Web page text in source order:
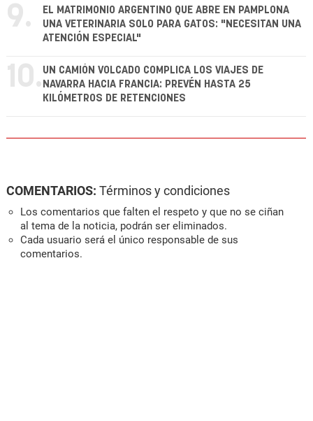
9.
EL MATRIMONIO ARGENTINO QUE ABRE EN PAMPLONA
UNA VETERINARIA SOLO PARA GATOS: "NECESITAN UNA
ATENCIÓN ESPECIAL"
10. UN CAMIÓN VOLCADO COMPLICA LOS VIAJES DE
NAVARRA HACIA FRANCIA: PREVÉN HASTA 25
KILÓMETROS DE RETENCIONES
COMENTARIOS: Términos y condiciones
Los comentarios que falten el respeto y que no se ciñan
al tema de la noticia, podrán ser eliminados.
Cada usuario será el único responsable de sus
comentarios.